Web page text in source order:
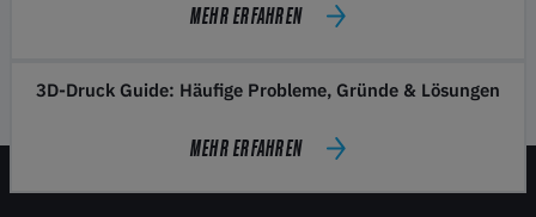
MEHR ERFAHREN
3D-Druck Guide: Häufige Probleme, Gründe & Lösungen
MEHR ERFAHREN